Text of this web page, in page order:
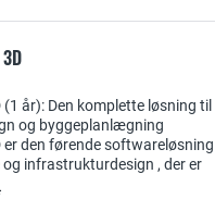
år): Den komplette løsning til
og byggeplanlægning
er den førende softwareløsning
infrastrukturdesign , der er